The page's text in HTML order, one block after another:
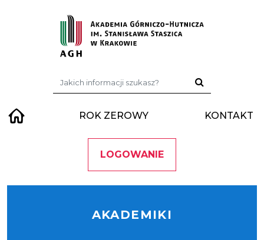
Szukaj:
ROK ZEROWY KONTAKT
LOGOWANIE
AKADEMIKI